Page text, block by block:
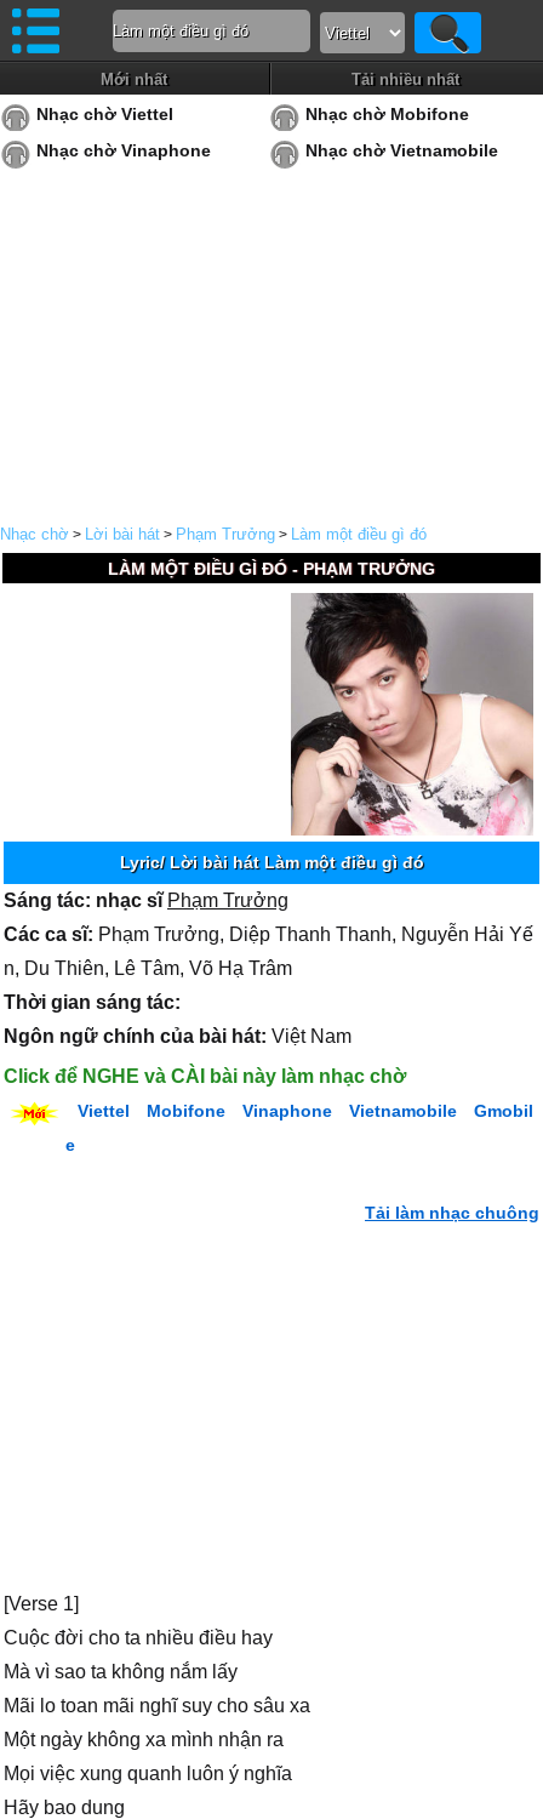
Mới nhất Tải nhiều nhất
Nhạc chờ Viettel
Nhạc chờ Mobifone
Nhạc chờ Vinaphone
Nhạc chờ Vietnamobile
Nhạc chờ > Lời bài hát > Phạm Trưởng > Làm một điều gì đó
LÀM MỘT ĐIỀU GÌ ĐÓ - PHẠM TRƯỞNG
Lyric/ Lời bài hát Làm một điều gì đó
Sáng tác: nhạc sĩ Phạm Trưởng
Các ca sĩ: Phạm Trưởng, Diệp Thanh Thanh, Nguyễn Hải Yế
n, Du Thiên, Lê Tâm, Võ Hạ Trâm
Thời gian sáng tác:
Ngôn ngữ chính của bài hát: Việt Nam
Click để NGHE và CÀI bài này làm nhạc chờ
Viettel Mobifone Vinaphone Vietnamobile
Gmobil
e
Tải làm nhạc chuông
[Verse 1]
Cuộc đời cho ta nhiều điều hay
Mà vì sao ta không nắm lấy
Mãi lo toan mãi nghĩ suy cho sâu xa
Một ngày không xa mình nhận ra
Mọi việc xung quanh luôn ý nghĩa
Hãy bao dung